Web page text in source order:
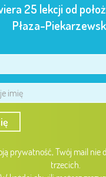
25 lekcji od
Płaza-
prywatność, Twój mail nie
trzecich.